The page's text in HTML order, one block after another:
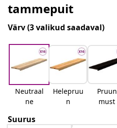
tammepuit
Värv(3 valikud saadaval)
Neutraal
ne
Helepruu
n
Pruun
must
Suurus